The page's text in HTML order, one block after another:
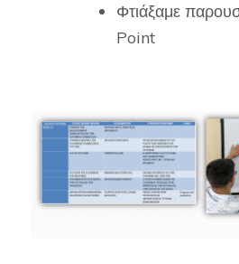
Φτιάξαμε
Point